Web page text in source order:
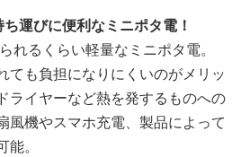
運びに便利なミニポタ電！
れるくらい軽量なミニポタ電。
ても負担になりにくいのがメリッ
ライヤーなど熱を発するものへの
風機やスマホ充電、製品によって
。